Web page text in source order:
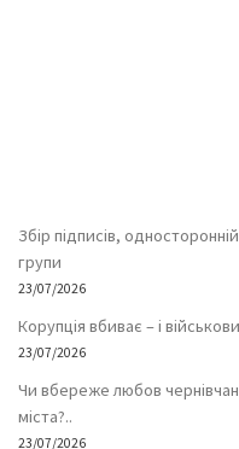
Збір підписів,
групи
23/07/2026
Корупція вбиває – і
23/07/2026
Чи вбереже любов чернівчан
міста?..
23/07/2026